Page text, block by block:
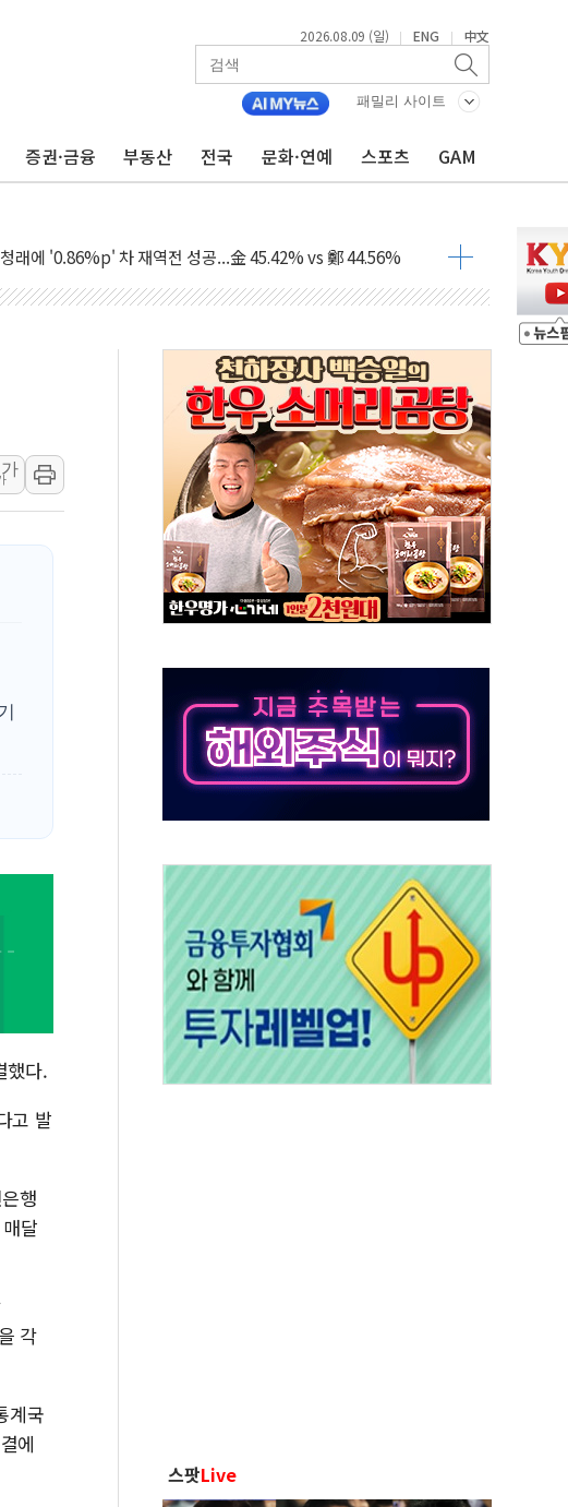
2026.08.09 (일) | ENG | 中文
패밀리 사이트
증권·금융 부동산 전국 문화·연예 스포츠 GAM
억 긴급 투입…고수온 양식장 복구·지원 '총력'
보'-포항 '산사태 주의보'...경북도, 호우 피해·통제구간 없어
선 송영길·정청래·김민석 당대표 후보
·인천 경선서 정청래에 승리...47.75% vs 42.08%
인천 경선 결과 발표...김민석 47.75% 정청래 42.08%
선 결과 발표...김민석 45.09% 정청래 43.27% 송영길 11.63%
경선 결과 발표...김민석 52.64% 정청래 39.89% 송영길 7.47%
금융일정(8.10~8.14)
략 만지작…공습 한계·탄약 부족 현실화
간당 최대 50㎜ 폭우…강원 동해안 강한 비 이어져
변…60대 환경미화원 수거차에 치여 사망
가서 흉기 난동…60대 남성 2명 숨져
문에 손해 보는 일 없게"…'결혼 페널티' 22개 과제 손본다
해자 기림의 날 참석..."국제적 시민 연대로 목소리 내야"
해루질 중 실종 60대 나흘만에 숨진 채 발견
어머니 흉기 살해 10대 아들 체포
에 '뻔뻔' 받아친 정청래…제주 연설서 신경전 고조
가
했다.
고 발
행
달
각
계국
에
스팟Live